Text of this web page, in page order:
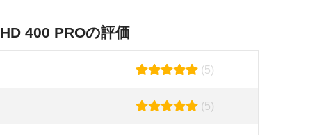
HD 400 PROの評価
(5)
(5)